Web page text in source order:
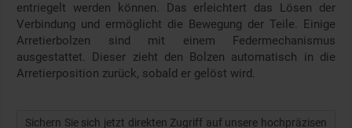
entriegelt werden können. Das erleichtert das Lösen der
Verbindung und ermöglicht die Bewegung der Teile. Einige
Arretierbolzen sind mit einem Federmechanismus
ausgestattet. Dieser zieht den Bolzen automatisch in die
Arretierposition zurück, sobald er gelöst wird.
Sichern Sie sich jetzt direkten Zugriff auf unsere hochpräzisen